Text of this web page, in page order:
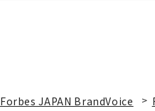
Forbes JAPAN BrandVoice